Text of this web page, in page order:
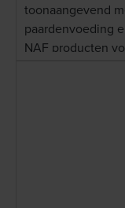
toonaangevend
paardenvoeding
NAF producten
Nederlandse
NAF staat
paarden op een
producten